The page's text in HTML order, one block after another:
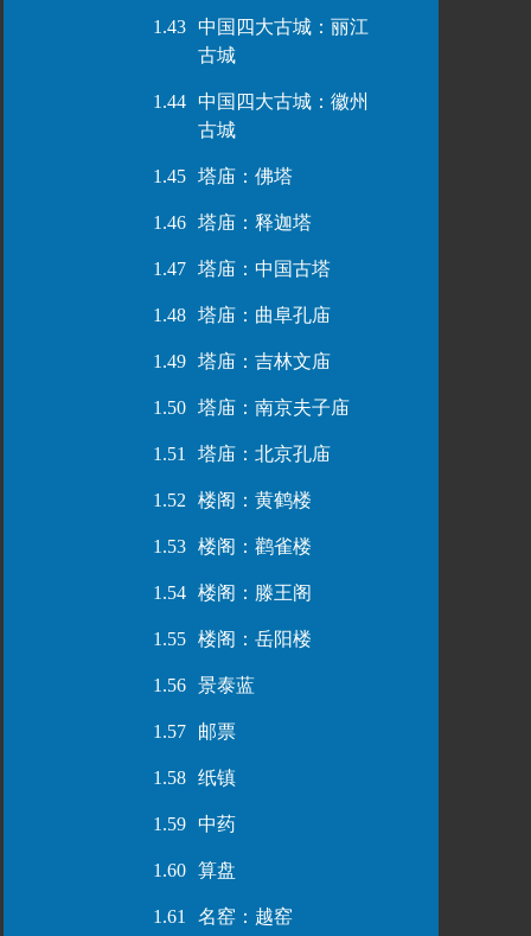
1.43
中国四大古城：丽江
古城
1.44
中国四大古城：徽州
古城
1.45 塔庙：佛塔
1.46 塔庙：释迦塔
1.47 塔庙：中国古塔
1.48 塔庙：曲阜孔庙
1.49 塔庙：吉林文庙
1.50 塔庙：南京夫子庙
1.51 塔庙：北京孔庙
1.52 楼阁：黄鹤楼
1.53 楼阁：鹳雀楼
1.54 楼阁：滕王阁
1.55 楼阁：岳阳楼
1.56 景泰蓝
1.57 邮票
1.58 纸镇
1.59 中药
1.60 算盘
1.61 名窑：越窑